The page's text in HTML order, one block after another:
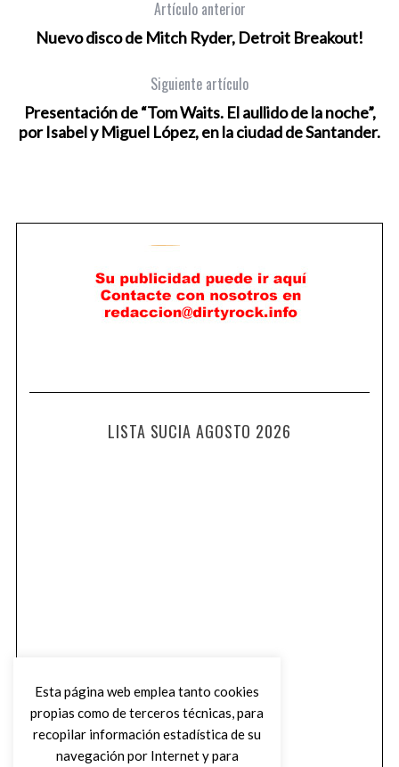
Artículo anterior
Nuevo disco de Mitch Ryder, Detroit Breakout!
Siguiente artículo
Presentación de “Tom Waits. El aullido de la noche”,
por Isabel y Miguel López, en la ciudad de Santander.
LISTA SUCIA AGOSTO 2026
Esta página web emplea tanto cookies
propias como de terceros técnicas, para
recopilar información estadística de su
navegación por Internet y para